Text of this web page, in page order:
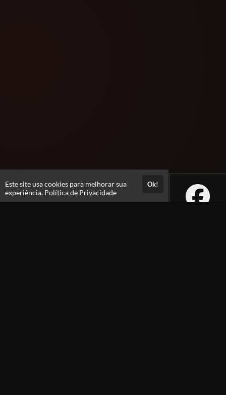
Este site usa cookies para melhorar sua
experiência. Política de Privacidade
Ok!